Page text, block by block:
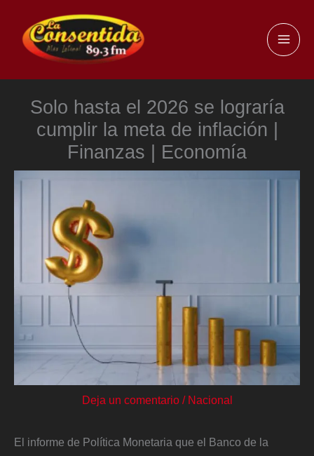
contenido
Solo hasta el 2026 se lograría
cumplir la meta de inflación |
Finanzas | Economía
Deja un comentario / Nacional
El informe de Política Monetaria que el Banco de la